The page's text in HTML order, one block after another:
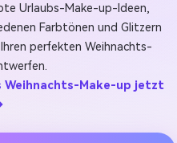
Urlaubs-Make-up-Ideen,
Farbtönen und Glitzern
perfekten Weihnachts-
Weihnachts-Make-up jetzt